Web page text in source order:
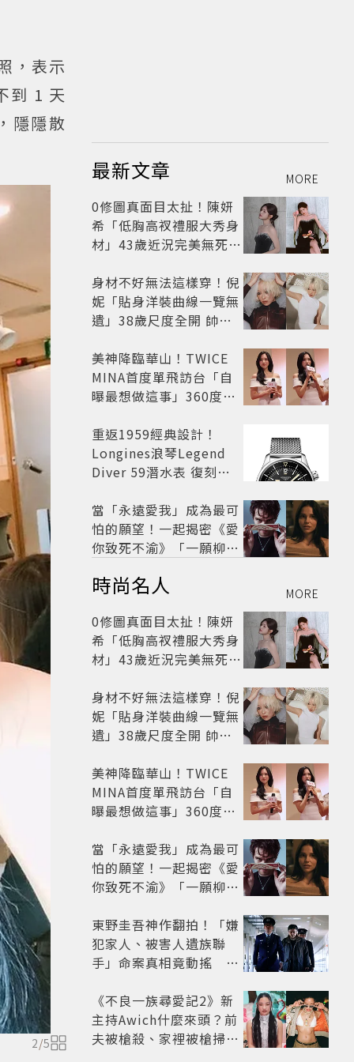
，表示
到 1 天
隱隱散
2/5
最新文章 MORE
0修圖真面目太扯！陳妍
希「低胸高衩禮服大秀身
材」43歲近況完美無死角
身材不好無法這樣穿！倪
妮「貼身洋裝曲線一覽無
遺」38歲尺度全開 帥氣
美神降臨華山！TWICE
MINA首度單飛訪台「自
曝最想做這事」360度0
開
重返1959經典設計！
Longines浪琴Legend
Diver 59潛水表 復刻懷
當「永遠愛我」成為最可
怕的願望！一起揭密《愛
你致死不渝》「一願柳」
路
時尚名人 MORE
0修圖真面目太扯！陳妍
希「低胸高衩禮服大秀身
材」43歲近況完美無死角
身材不好無法這樣穿！倪
妮「貼身洋裝曲線一覽無
遺」38歲尺度全開 帥氣
美神降臨華山！TWICE
MINA首度單飛訪台「自
曝最想做這事」360度0
開
當「永遠愛我」成為最可
怕的願望！一起揭密《愛
你致死不渝》「一願柳」
路
東野圭吾神作翻拍！「嫌
犯家人、被害人遺族聯
手」命案真相竟動搖
框架展開
《不良一族尋愛記2》新
主持Awich什麼來頭？前
夫被槍殺、家裡被槍掃射